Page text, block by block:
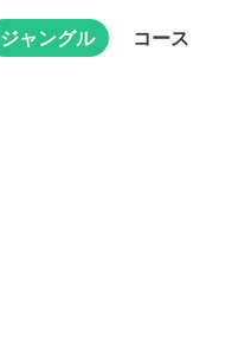
ジャングル コース